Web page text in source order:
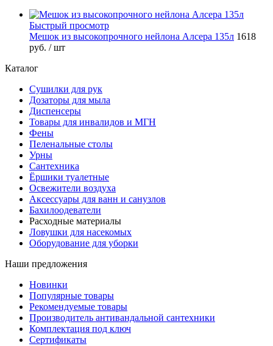
Быстрый просмотр
Мешок из высокопрочного нейлона Алсера 135л 1618
руб. / шт
Каталог
Сушилки для рук
Дозаторы для мыла
Диспенсеры
Товары для инвалидов и МГН
Фены
Пеленальные столы
Урны
Сантехника
Ёршики туалетные
Освежители воздуха
Аксессуары для ванн и санузлов
Бахилоодеватели
Расходные материалы
Ловушки для насекомых
Оборудование для уборки
Наши предложения
Новинки
Популярные товары
Рекомендуемые товары
Производитель антивандальной сантехники
Комплектация под ключ
Сертификаты